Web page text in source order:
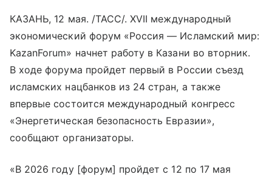
КАЗАНЬ, 12 мая. /ТАСС/. ХVII международный
экономический форум «Россия — Исламский мир:
KazanForum» начнет работу в Казани во вторник.
В ходе форума пройдет первый в России съезд
исламских нацбанков из 24 стран, а также
впервые состоится международный конгресс
«Энергетическая безопасность Евразии»,
сообщают организаторы.
«В 2026 году [форум] пройдет с 12 по 17 мая